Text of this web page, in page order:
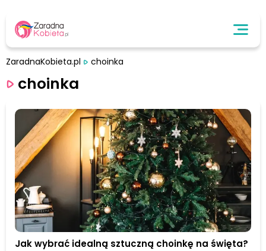
ZaradnaKobieta.pl choinka
choinka
Jak wybrać idealną sztuczną choinkę na święta?